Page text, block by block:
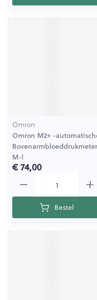
Omron
Omron M2+ -
Bovenarmbloeddrukmeter
M-l
€ 74,00
Bestel